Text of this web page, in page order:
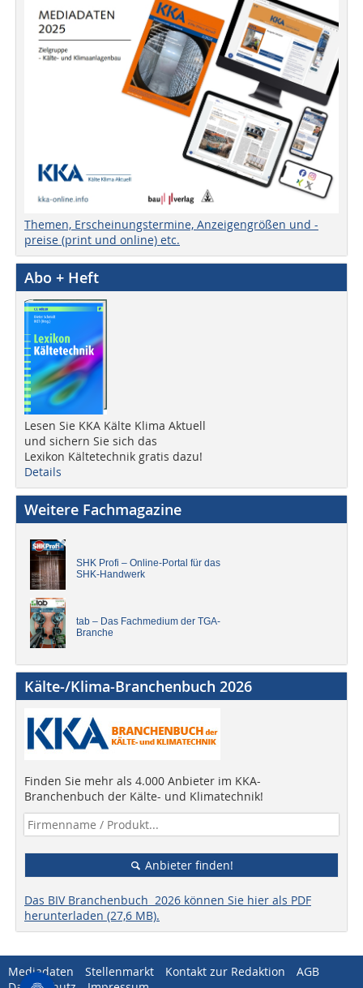
Themen, Erscheinungstermine, Anzeigengrößen und -
preise (print und online) etc.
Abo + Heft
Lesen Sie KKA Kälte Klima Aktuell
und sichern Sie sich das
Lexikon Kältetechnik gratis dazu!
Details
Weitere Fachmagazine
SHK Profi – Online-Portal für das
SHK-Handwerk
tab – Das Fachmedium der TGA-
Branche
Kälte-/Klima-Branchenbuch 2026
Finden Sie mehr als 4.000 Anbieter im KKA-
Branchenbuch der Kälte- und Klimatechnik!
Anbieter finden!
Das BIV Branchenbuch 2026 können Sie hier als PDF
herunterladen (27,6 MB).
Mediadaten Stellenmarkt Kontakt zur Redaktion
AGB